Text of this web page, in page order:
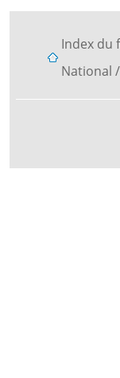
Index du
National